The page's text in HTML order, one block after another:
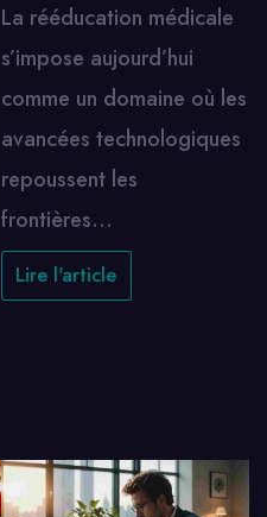
La rééducation médicale
s’impose aujourd’hui
comme un domaine où les
avancées technologiques
repoussent les
frontières…
Lire l'article